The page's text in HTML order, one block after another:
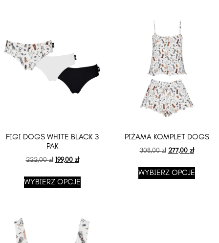
FIGI DOGS WHITE BLACK 3
PAK
222,00zł 199,00 zł
WYBIERZ OPCJE
PIŻAMA KOMPLET DOGS
308,00zł 277,00 zł
WYBIERZ OPCJE